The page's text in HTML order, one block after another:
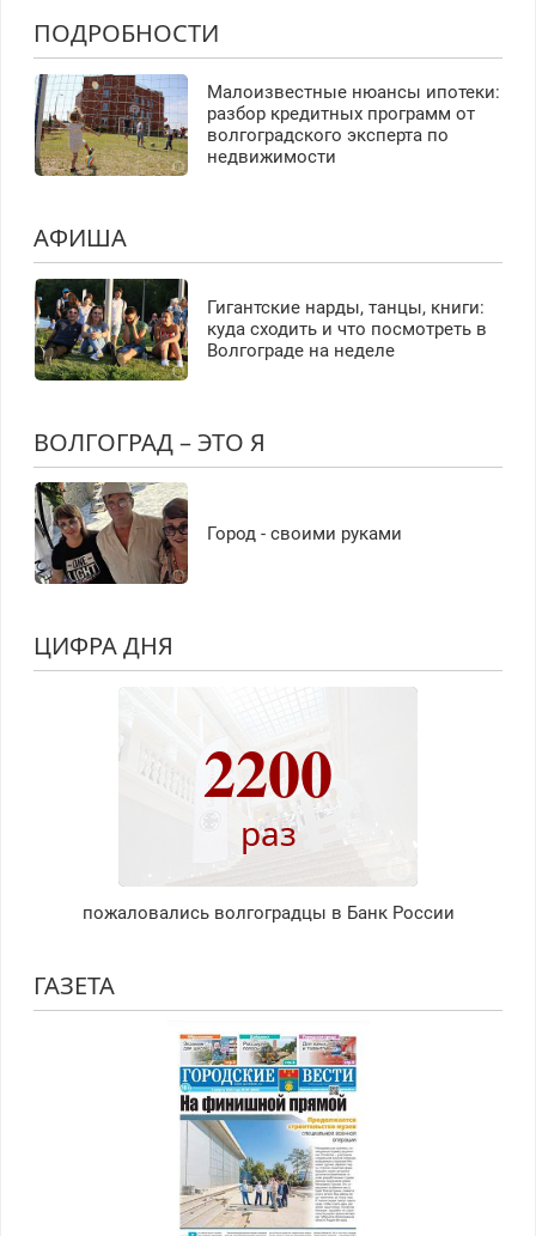
ПОДРОБНОСТИ
Малоизвестные нюансы ипотеки:
разбор кредитных программ от
волгоградского эксперта по
недвижимости
АФИША
Гигантские нарды, танцы, книги:
куда сходить и что посмотреть в
Волгограде на неделе
ВОЛГОГРАД – ЭТО Я
Город - своими руками
ЦИФРА ДНЯ
2200
раз
пожаловались волгоградцы в Банк России
ГАЗЕТА